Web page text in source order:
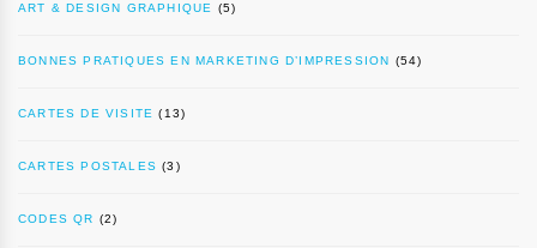
ART & DESIGN GRAPHIQUE (5)
BONNES PRATIQUES EN MARKETING D’IMPRESSION (54)
CARTES DE VISITE (13)
CARTES POSTALES (3)
CODES QR (2)